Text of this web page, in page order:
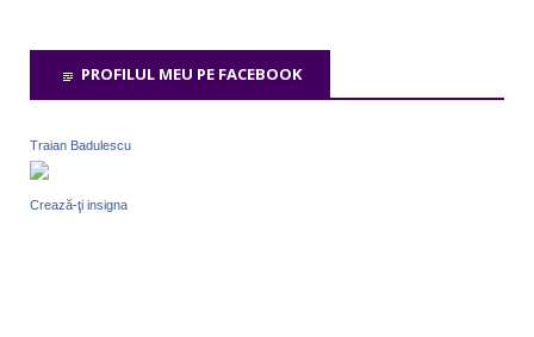
PROFILUL MEU PE FACEBOOK
Traian Badulescu
Crează-ţi insigna